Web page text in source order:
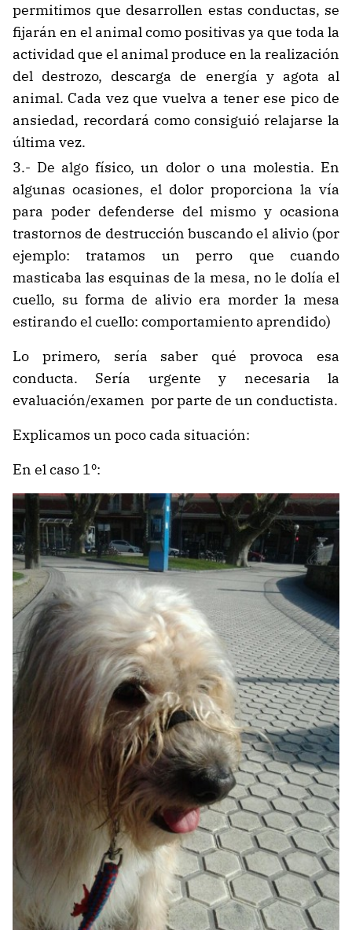
permitimos que desarrollen estas conductas, se
fijarán en el animal como positivas ya que toda la
actividad que el animal produce en la realización
del destrozo, descarga de energía y agota al
animal. Cada vez que vuelva a tener ese pico de
ansiedad, recordará como consiguió relajarse la
última vez.
3.- De algo físico, un dolor o una molestia. En
algunas ocasiones, el dolor proporciona la vía
para poder defenderse del mismo y ocasiona
trastornos de destrucción buscando el alivio (por
ejemplo: tratamos un perro que cuando
masticaba las esquinas de la mesa, no le dolía el
cuello, su forma de alivio era morder la mesa
estirando el cuello: comportamiento aprendido)
Lo primero, sería saber qué provoca esa
conducta. Sería urgente y necesaria la
evaluación/examen por parte de un conductista.
Explicamos un poco cada situación:
En el caso 1º: